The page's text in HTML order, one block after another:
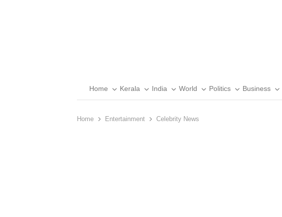
Home Kerala India World Politics Business
Home
Entertainment Celebrity News